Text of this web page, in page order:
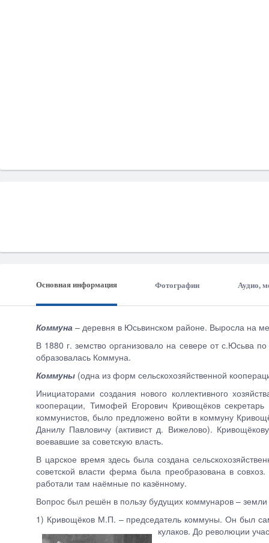
Основная информация Фотографии Аудио,
Коммуна – деревня в Юсьвинском районе. Выросла на
В 1880 г. земство организовало на севере от с.Юсьва
образовалась Коммуна.
Коммуны (одна из форм сельскохозяйственной
Инициаторами создания нового коллективного
кооперации, Тимофей Егорович Кривощёков
коммунистов, было предложено войти в коммуну
Данилу Павловичу (активист д. Вижелово).
воевавшие за советскую власть.
В царское время здесь была создана
советской власти ферма была преобразована в
работали там наёмные по казённому.
Вопрос был решён в пользу будущих коммунаров –
1) Кривощёков М.П. – председатель коммуны. Он был
кулаков. До революции